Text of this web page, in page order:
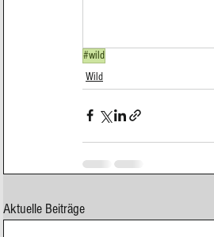
#wild
Wild
Aktuelle Beiträge